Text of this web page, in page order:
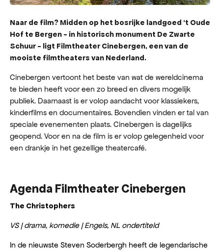
Naar de film? Midden op het bosrijke landgoed ‘t Oude
Hof te Bergen - in historisch monument De Zwarte
Schuur - ligt Filmtheater Cinebergen, een van de
mooiste filmtheaters van Nederland.
Cinebergen vertoont het beste van wat de wereldcinema
te bieden heeft voor een zo breed en divers mogelijk
publiek. Daarnaast is er volop aandacht voor klassiekers,
kinderfilms en documentaires. Bovendien vinden er tal van
speciale evenementen plaats. Cinebergen is dagelijks
geopend. Voor en na de film is er volop gelegenheid voor
een drankje in het gezellige theatercafé.
Agenda Filmtheater Cinebergen
The Christophers
VS | drama, komedie | Engels, NL ondertiteld
In de nieuwste Steven Soderbergh heeft de legendarische